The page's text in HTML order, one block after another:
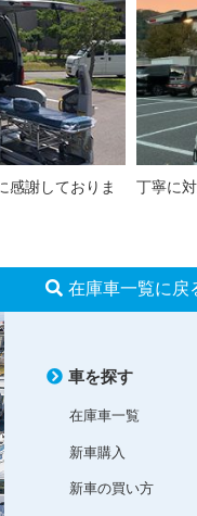
感謝しておりま
丁寧に
在庫車一覧に戻
車を探す
在庫車一覧
新車購入
新車の買い方